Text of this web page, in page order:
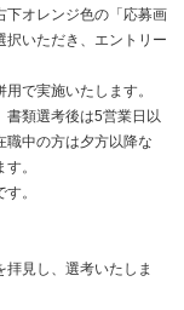
下オレンジ色の「応募画
択いただき、エントリー
で実施いたします。
類選考後は5営業日以
職中の方は夕方以降な
。
。
見し、選考いたしま